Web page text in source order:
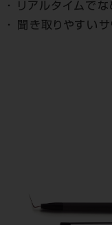
リアルタイムで
聞き取りやすいサ